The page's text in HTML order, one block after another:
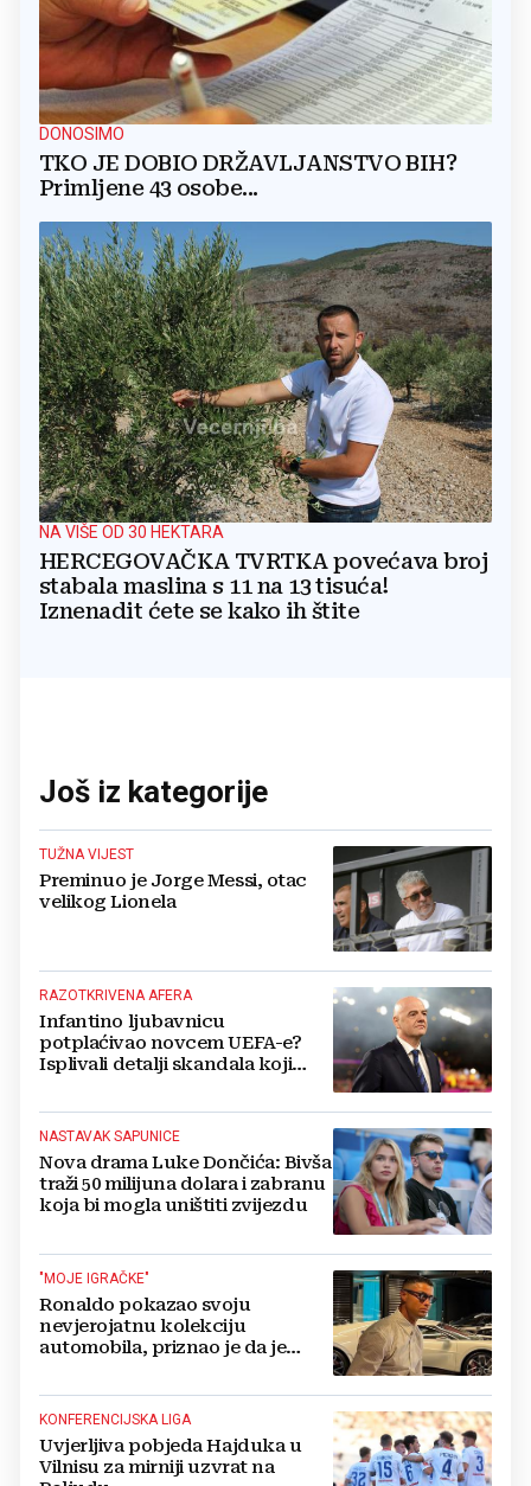
DONOSIMO
TKO JE DOBIO DRŽAVLJANSTVO BIH?
Primljene 43 osobe...
NA VIŠE OD 30 HEKTARA
HERCEGOVAČKA TVRTKA povećava broj
stabala maslina s 11 na 13 tisuća!
Iznenadit ćete se kako ih štite
Još iz kategorije
TUŽNA VIJEST
Preminuo je Jorge Messi, otac
velikog Lionela
RAZOTKRIVENA AFERA
Infantino ljubavnicu
potplaćivao novcem UEFA-e?
Isplivali detalji skandala koji
NASTAVAK SAPUNICE
Nova drama Luke Dončića: Bivša
traži 50 milijuna dolara i zabranu
koja bi mogla uništiti zvijezdu
"MOJE IGRAČKE"
Ronaldo pokazao svoju
nevjerojatnu kolekciju
automobila, priznao je da je
KONFERENCIJSKA LIGA
Uvjerljiva pobjeda Hajduka u
Vilnisu za mirniji uzvrat na